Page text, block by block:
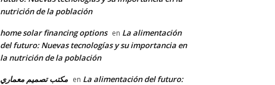
nutrición de la población
home solar financing options en La alimentación
del futuro: Nuevas tecnologías y su importancia en
la nutrición de la población
مكتب تصميم معماري en La alimentación del futuro: